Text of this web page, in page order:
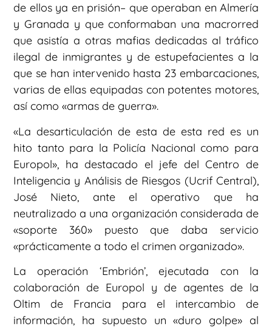
de ellos ya en prisión– que operaban en Almería
y Granada y que conformaban una macrorred
que asistía a otras mafias dedicadas al tráfico
ilegal de inmigrantes y de estupefacientes a la
que se han intervenido hasta 23 embarcaciones,
varias de ellas equipadas con potentes motores,
así como «armas de guerra».
«La desarticulación de esta de esta red es un
hito tanto para la Policía Nacional como para
Europol», ha destacado el jefe del Centro de
Inteligencia y Análisis de Riesgos (Ucrif Central),
José Nieto, ante el operativo que ha
neutralizado a una organización considerada de
«soporte 360» puesto que daba servicio
«prácticamente a todo el crimen organizado».
La operación ‘Embrión’, ejecutada con la
colaboración de Europol y de agentes de la
Oltim de Francia para el intercambio de
información, ha supuesto un «duro golpe» al